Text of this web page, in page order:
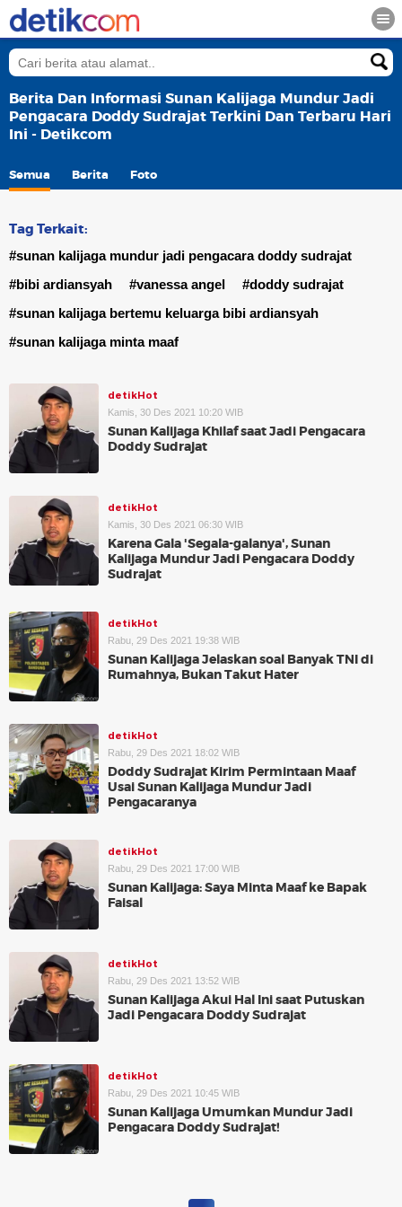
Berita Dan Informasi Sunan Kalijaga Mundur Jadi
Pengacara Doddy Sudrajat Terkini Dan Terbaru Hari
Ini - Detikcom
Semua Berita Foto
Tag Terkait:
#sunan kalijaga mundur jadi pengacara doddy sudrajat
#bibi ardiansyah
#vanessa angel
#doddy sudrajat
#sunan kalijaga bertemu keluarga bibi ardiansyah
#sunan kalijaga minta maaf
detikHot
Kamis, 30 Des 2021 10:20 WIB
Sunan Kalijaga Khilaf saat Jadi Pengacara
Doddy Sudrajat
detikHot
Kamis, 30 Des 2021 06:30 WIB
Karena Gala 'Segala-galanya', Sunan
Kalijaga Mundur Jadi Pengacara Doddy
Sudrajat
detikHot
Rabu, 29 Des 2021 19:38 WIB
Sunan Kalijaga Jelaskan soal Banyak TNI di
Rumahnya, Bukan Takut Hater
detikHot
Rabu, 29 Des 2021 18:02 WIB
Doddy Sudrajat Kirim Permintaan Maaf
Usai Sunan Kalijaga Mundur Jadi
Pengacaranya
detikHot
Rabu, 29 Des 2021 17:00 WIB
Sunan Kalijaga: Saya Minta Maaf ke Bapak
Faisal
detikHot
Rabu, 29 Des 2021 13:52 WIB
Sunan Kalijaga Akui Hal Ini saat Putuskan
Jadi Pengacara Doddy Sudrajat
detikHot
Rabu, 29 Des 2021 10:45 WIB
Sunan Kalijaga Umumkan Mundur Jadi
Pengacara Doddy Sudrajat!